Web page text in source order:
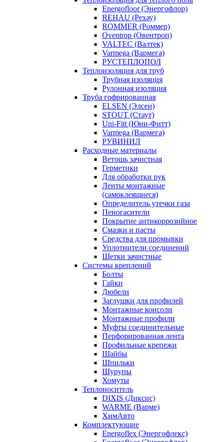
Energofloor (Энергофлор)
REHAU (Рехау)
ROMMER (Роммер)
Oventrop (Овентроп)
VALTEC (Валтек)
Varmega (Вармега)
РУСТЕПЛОПОЛ
Теплоизоляция для труб
Трубная изоляция
Рулонная изоляция
Труба гофрированная
ELSEN (Элсен)
STOUT (Стаут)
Uni-Fitt (Юни-Фитт)
Varmega (Вармега)
РУВИНИЛ
Расходные материалы
Ветошь зачистная
Герметики
Для обработки рук
Ленты монтажные
(самоклеящиеся)
Определитель утечки газа
Пеногасители
Покрытие антикоррозийное
Смазки и пасты
Средства для промывки
Уплотнители соединений
Щетки зачистные
Системы креплений
Болты
Гайки
Дюбели
Заглушки для профилей
Монтажные консоли
Монтажные профили
Муфты соединительные
Перфорированная лента
Профильные крепежи
Шайбы
Шпильки
Шурупы
Хомуты
Теплоноситель
DIXIS (Диксис)
WARME (Варме)
ХимАвто
Комплектующие
Energoflex (Энергофлекс)